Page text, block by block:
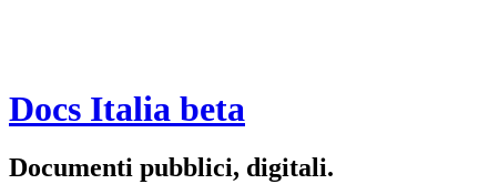
Docs Italia beta
Documenti pubblici, digitali.